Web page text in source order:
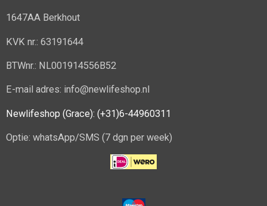
1647AA Berkhout
KVK nr.: 63191644
BTWnr.: NL001914556B52
E-mail adres: info@newlifeshop.nl
Newlifeshop (Grace): (+31)6-44960311
Optie: whatsApp/SMS (7 dgn per week)